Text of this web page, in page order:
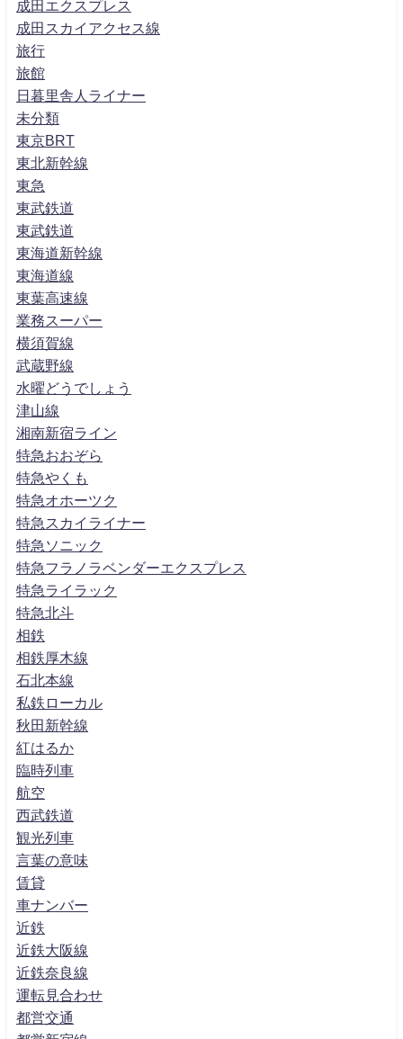
成田エクスプレス
成田スカイアクセス線
旅行
旅館
日暮里舎人ライナー
未分類
東京BRT
東北新幹線
東急
東武鉄道
東武鉄道
東海道新幹線
東海道線
東葉高速線
業務スーパー
横須賀線
武蔵野線
水曜どうでしょう
津山線
湘南新宿ライン
特急おおぞら
特急やくも
特急オホーツク
特急スカイライナー
特急ソニック
特急フラノラベンダーエクスプレス
特急ライラック
特急北斗
相鉄
相鉄厚木線
石北本線
私鉄ローカル
秋田新幹線
紅はるか
臨時列車
航空
西武鉄道
観光列車
言葉の意味
賃貸
車ナンバー
近鉄
近鉄大阪線
近鉄奈良線
運転見合わせ
都営交通